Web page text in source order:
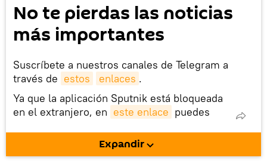
No te pierdas las noticias
más importantes
Suscríbete a nuestros canales de Telegram a
través de estos enlaces .
Ya que la aplicación Sputnik está bloqueada
en el extranjero, en este enlace puedes
móvil (¡solo para Android!).
También tenemos una cuenta en la red
Expandir